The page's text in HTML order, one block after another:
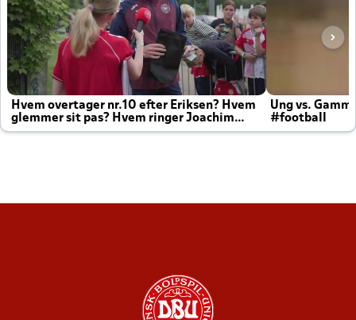
Hvem overtager nr.10 efter Eriksen? Hvem
glemmer sit pas? Hvem ringer Joachim
altid til efter kampe?
Ung vs.
#football